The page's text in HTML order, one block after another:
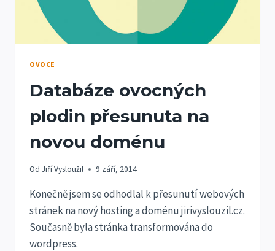
OVOCE
Databáze ovocných
plodin přesunuta na
novou doménu
Od Jiří Vysloužil 9 září, 2014
Konečně jsem se odhodlal k přesunutí webových
stránek na nový hosting a doménu jirivyslouzil.cz.
Současně byla stránka transformována do
wordpress.